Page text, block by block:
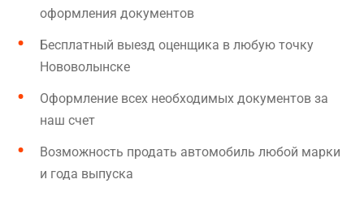
оформления документов
Бесплатный выезд оценщика в любую точку
Нововолынске
Оформление всех необходимых документов за
наш счет
Возможность продать автомобиль любой марки
и года выпуска